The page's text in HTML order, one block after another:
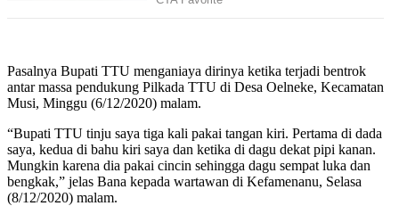
Pasalnya Bupati TTU menganiaya dirinya ketika terjadi bentrok
antar massa pendukung Pilkada TTU di Desa Oelneke, Kecamatan
Musi, Minggu (6/12/2020) malam.
“Bupati TTU tinju saya tiga kali pakai tangan kiri. Pertama di dada
saya, kedua di bahu kiri saya dan ketika di dagu dekat pipi kanan.
Mungkin karena dia pakai cincin sehingga dagu sempat luka dan
bengkak,” jelas Bana kepada wartawan di Kefamenanu, Selasa
(8/12/2020) malam.